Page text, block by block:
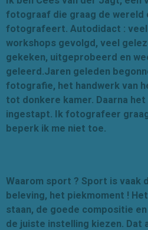
fotograaf die graag de wereld
fotografeert. Autodidact : veel
workshops gevolgd, veel
gekeken, uitgeprobeerd en
geleerd.Jaren geleden
fotografie, het handwerk van
tot donkere kamer. Daarna
ingestapt. Ik fotografeer
beperk ik me niet toe.
Waarom sport ? Sport is vaak
beleving, het piekmoment !
staan, de goede compositie
de juiste instelling kiezen. Dat